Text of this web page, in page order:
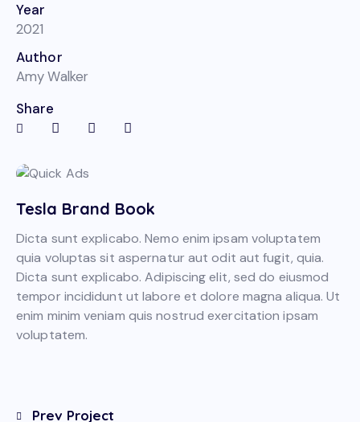
Year
2021
Author
Amy Walker
Share
Tesla Brand Book
Dicta sunt explicabo. Nemo enim ipsam voluptatem
quia voluptas sit aspernatur aut odit aut fugit, quia.
Dicta sunt explicabo. Adipiscing elit, sed do eiusmod
tempor incididunt ut labore et dolore magna aliqua. Ut
enim minim veniam quis nostrud exercitation ipsam
voluptatem.
Prev Project